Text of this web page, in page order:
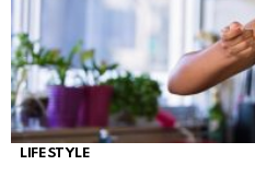
LIFESTYLE